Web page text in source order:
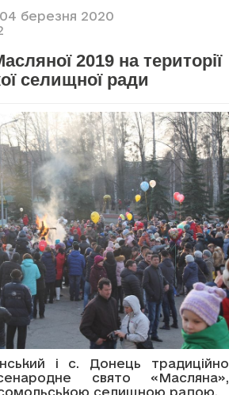
березня 2020
2019 на території
селищної ради
і с. Донець традиційно
свято «Масляна»,
селищною радою.